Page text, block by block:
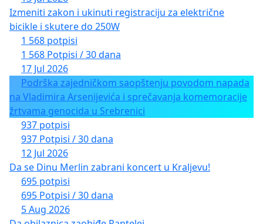
Izmeniti zakon i ukinuti registraciju za električne
bicikle i skutere do 250W
1 568 potpisi
1 568 Potpisi / 30 dana
17 Jul 2026
Podrška zajedničkom saopštenju povodom napada
na Vladimira Arsenijevića i sprečavanja komemoracije
žrtvama genocida u Srebrenici
937 potpisi
937 Potpisi / 30 dana
12 Jul 2026
Da se Dinu Merlin zabrani koncert u Kraljevu!
695 potpisi
695 Potpisi / 30 dana
5 Aug 2026